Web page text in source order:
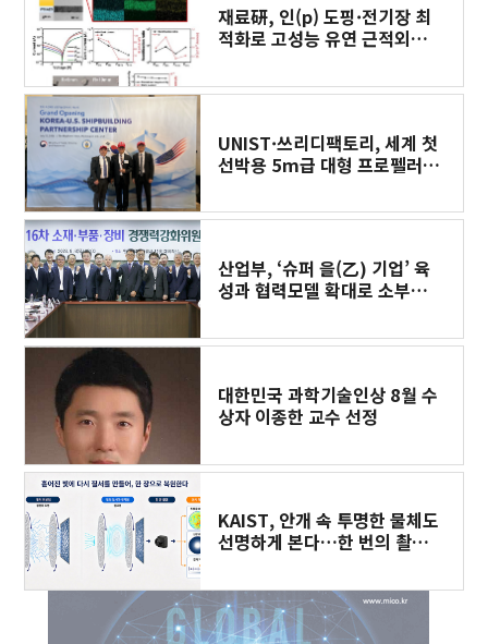
재료硏, 인(p) 도핑·전기장 최
적화로 고성능 유연 근적외선
UNIST·쓰리디팩토리, 세계 첫
선박용 5m급 대형 프로펠러
산업부, ‘슈퍼 을(乙) 기업’ 육
성과 협력모델 확대로 소부장
대한민국 과학기술인상 8월 수
상자 이종한 교수 선정
KAIST, 안개 속 투명한 물체도
선명하게 본다…한 번의 촬영